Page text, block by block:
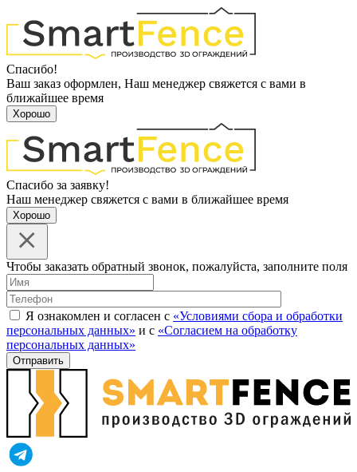
Спасибо!
Ваш заказ оформлен, Наш менеджер свяжется с вами в
ближайшее время
Хорошо
Спасибо за заявку!
Наш менеджер свяжется с вами в ближайшее время
Хорошо
Чтобы заказать обратный звонок, пожалуйста, заполните поля
Я ознакомлен и согласен с «Условиями сбора и обработки
персональных данных» и с «Согласием на обработку
персональных данных»
Отправить